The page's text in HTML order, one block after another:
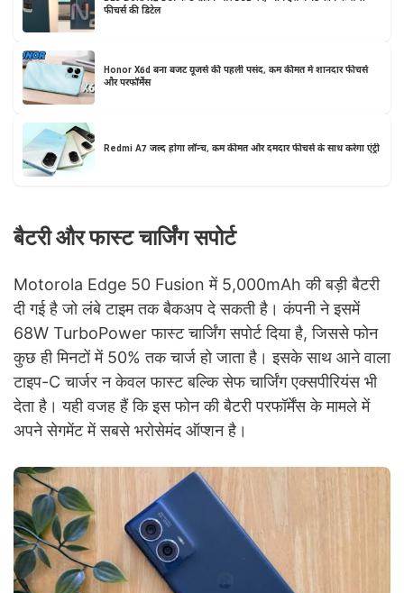
फीचर्स की डिटेल
Honor X6d बना बजट यूजर्स की पहली पसंद, कम कीमत में शानदार फीचर्स
और परफॉर्मेंस
Redmi A7 जल्द होगा लॉन्च, कम कीमत और दमदार फीचर्स के साथ करेगा एंट्री
बैटरी और फास्ट चार्जिंग सपोर्ट
Motorola Edge 50 Fusion में 5,000mAh की बड़ी बैटरी
दी गई है जो लंबे टाइम तक बैकअप दे सकती है। कंपनी ने इसमें
68W TurboPower फास्ट चार्जिंग सपोर्ट दिया है, जिससे फोन
कुछ ही मिनटों में 50% तक चार्ज हो जाता है। इसके साथ आने वाला
टाइप-C चार्जर न केवल फास्ट बल्कि सेफ चार्जिंग एक्सपीरियंस भी
देता है। यही वजह हैं कि इस फोन की बैटरी परफॉर्मेंस के मामले में
अपने सेगमेंट में सबसे भरोसेमंद ऑप्शन है।